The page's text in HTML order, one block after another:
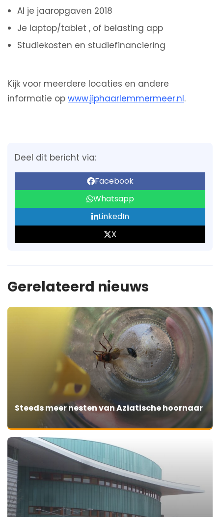
Al je jaaropgaven 2018
Je laptop/tablet , of belasting app
Studiekosten en studiefinanciering
Kijk voor meerdere locaties en andere
informatie op www.jiphaarlemmermeer.nl.
Deel dit bericht via:
Facebook
Whatsapp
LinkedIn
X
Gerelateerd nieuws
Steeds meer nesten van Aziatische hoornaar